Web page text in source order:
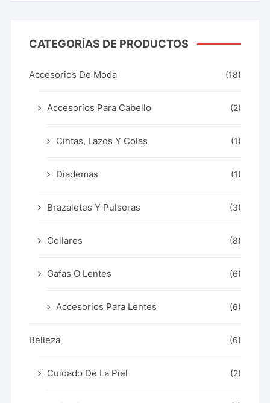
CATEGORÍAS DE PRODUCTOS
Accesorios De Moda (18)
Accesorios Para Cabello (2)
Cintas, Lazos Y Colas (1)
Diademas (1)
Brazaletes Y Pulseras (3)
Collares (8)
Gafas O Lentes (6)
Accesorios Para Lentes (6)
Belleza (6)
Cuidado De La Piel (2)